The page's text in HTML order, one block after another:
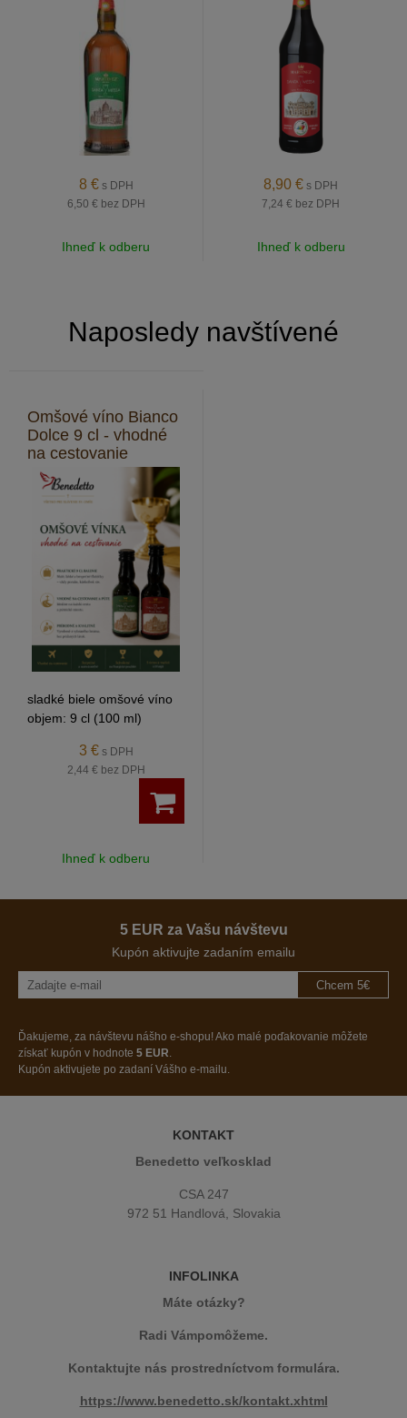
8 € s DPH
6,50 € bez DPH
Ihneď k odberu
8,90 € s DPH
7,24 € bez DPH
Ihneď k odberu
Naposledy navštívené
Omšové víno Bianco
Dolce 9 cl - vhodné
na cestovanie
sladké biele omšové víno
objem: 9 cl (100 ml)
3 € s DPH
2,44 € bez DPH
Ihneď k odberu
5 EUR za Vašu návštevu
Kupón aktivujte zadaním emailu
Chcem 5€
Ďakujeme, za návštevu nášho e-shopu! Ako malé poďakovanie môžete
získať kupón v hodnote 5 EUR.
Kupón aktivujete po zadaní Vášho e-mailu.
KONTAKT
Benedetto veľkosklad
CSA 247
972 51 Handlová, Slovakia
INFOLINKA
Máte otázky?
Radi Vámpomôžeme.
Kontaktujte nás prostredníctvom formulára.
https://www.benedetto.sk/kontakt.xhtml